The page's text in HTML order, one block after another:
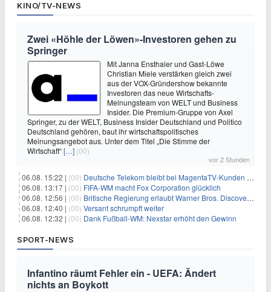
KINO/TV-NEWS
Zwei «Höhle der Löwen»-Investoren gehen zu
Springer
Mit Janna Ensthaler und Gast-Löwe
Christian Miele verstärken gleich zwei
aus der VOX-Gründershow bekannte
Investoren das neue Wirtschafts-
Meinungsteam von WELT und Business
Insider. Die Premium-Gruppe von Axel
Springer, zu der WELT, Business Insider Deutschland und Politico
Deutschland gehören, baut ihr wirtschaftspolitisches
Meinungsangebot aus. Unter dem Titel „Die Stimme der
Wirtschaft“[…] (00)
vor 2 Stunden
06.08. 15:22 | (00) Deutsche Telekom bleibt bei MagentaTV-Kunden vage
06.08. 13:17 | (00) FIFA-WM macht Fox Corporation glücklich
06.08. 12:56 | (00) Britische Regierung erlaubt Warner Bros. Discovery-Übernahme
06.08. 12:40 | (00) Versant schrumpft weiter
06.08. 12:32 | (00) Dank Fußball-WM: Nexstar erhöht den Gewinn
SPORT-NEWS
Infantino räumt Fehler ein - UEFA: Ändert
nichts an Boykott